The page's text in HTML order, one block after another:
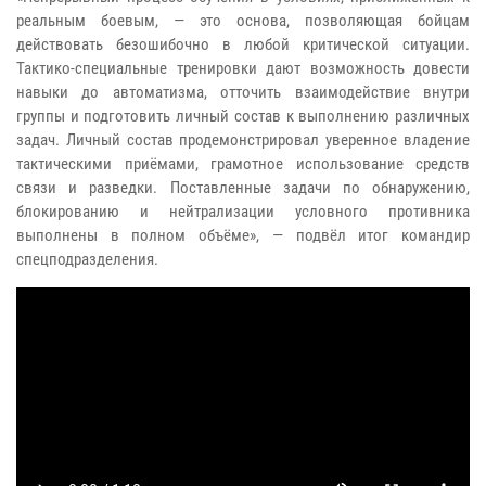
реальным боевым, — это основа, позволяющая бойцам
действовать безошибочно в любой критической ситуации.
Тактико-специальные тренировки дают возможность довести
навыки до автоматизма, отточить взаимодействие внутри
группы и подготовить личный состав к выполнению различных
задач. Личный состав продемонстрировал уверенное владение
тактическими приёмами, грамотное использование средств
связи и разведки. Поставленные задачи по обнаружению,
блокированию и нейтрализации условного противника
выполнены в полном объёме», — подвёл итог командир
спецподразделения.